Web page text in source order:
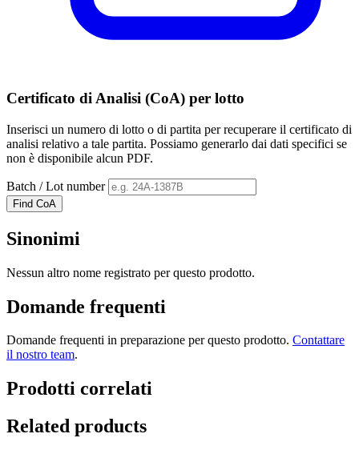
Certificato di Analisi (CoA) per lotto
Inserisci un numero di lotto o di partita per recuperare il certificato di
analisi relativo a tale partita. Possiamo generarlo dai dati specifici se
non è disponibile alcun PDF.
Batch / Lot number
Find CoA
Sinonimi
Nessun altro nome registrato per questo prodotto.
Domande frequenti
Domande frequenti in preparazione per questo prodotto. Contattare
il nostro team.
Prodotti correlati
Related products